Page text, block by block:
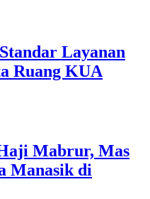
Layanan
Ruang KUA
Mabrur, Mas
Manasik di